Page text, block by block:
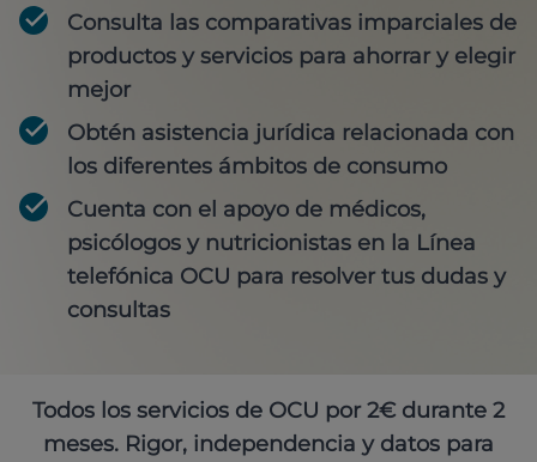
Consulta las comparativas imparciales de
productos y servicios para ahorrar y elegir
mejor
Obtén asistencia jurídica relacionada con
los diferentes ámbitos de consumo
Cuenta con el apoyo de médicos,
psicólogos y nutricionistas en la Línea
telefónica OCU para resolver tus dudas y
consultas
Todos los servicios de OCU por 2€ durante 2
meses. Rigor, independencia y datos para